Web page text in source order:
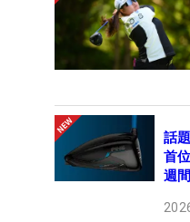
話
首
週